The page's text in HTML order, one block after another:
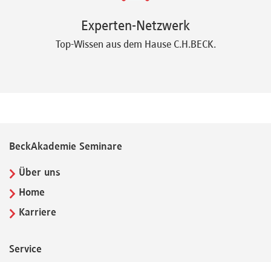
Experten-Netzwerk
Top-Wissen aus dem Hause C.H.BECK.
BeckAkademie Seminare
Über uns
Home
Karriere
Service